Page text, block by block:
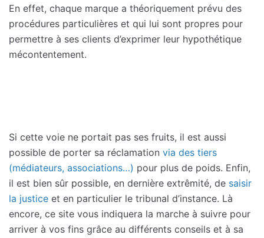
En effet, chaque marque a théoriquement prévu des
procédures particulières et qui lui sont propres pour
permettre à ses clients d’exprimer leur hypothétique
mécontentement.
Si cette voie ne portait pas ses fruits, il est aussi
possible de porter sa réclamation via des tiers
(médiateurs, associations…) pour plus de poids. Enfin,
il est bien sûr possible, en dernière extrêmité, de saisir
la justice et en particulier le tribunal d’instance. Là
encore, ce site vous indiquera la marche à suivre pour
arriver à vos fins grâce au différents conseils et à sa